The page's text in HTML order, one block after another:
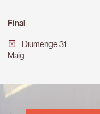
Final
Diumenge 31
Maig